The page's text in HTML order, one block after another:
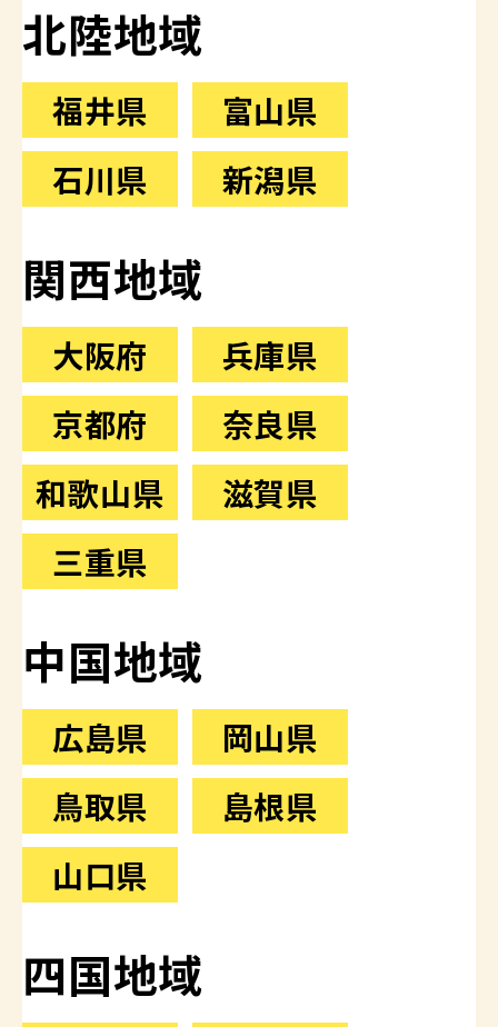
北陸地域
福井県
富山県
石川県
新潟県
関西地域
大阪府
兵庫県
京都府
奈良県
和歌山県
滋賀県
三重県
中国地域
広島県
岡山県
鳥取県
島根県
山口県
四国地域